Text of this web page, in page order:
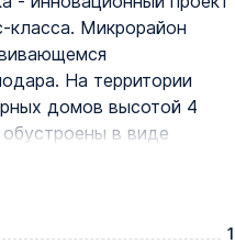
Микрорайон
На территории
домов высотой 4
в виде
конструкция, на
наземные дворы,
1